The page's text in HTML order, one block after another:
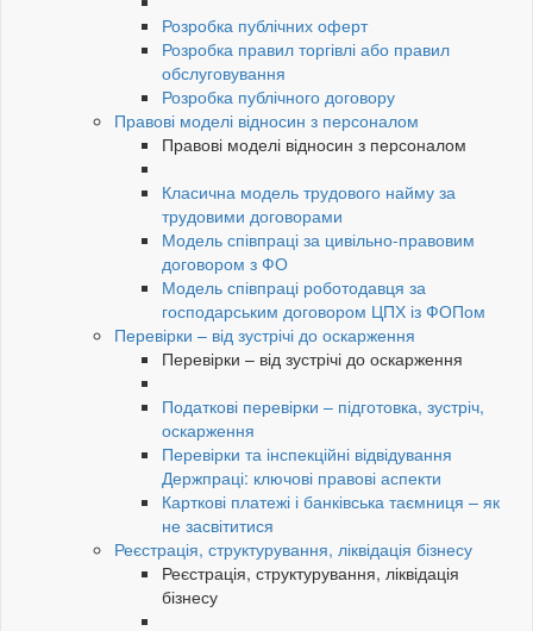
Розробка публічних оферт
Розробка правил торгівлі або правил
обслуговування
Розробка публічного договору
Правові моделі відносин з персоналом
Правові моделі відносин з персоналом
Класична модель трудового найму за
трудовими договорами
Модель співпраці за цивільно-правовим
договором з ФО
Модель співпраці роботодавця за
господарським договором ЦПХ із ФОПом
Перевірки – від зустрічі до оскарження
Перевірки – від зустрічі до оскарження
Податкові перевірки – підготовка, зустріч,
оскарження
Перевірки та інспекційні відвідування
Держпраці: ключові правові аспекти
Карткові платежі і банківська таємниця – як
не засвітитися
Реєстрація, структурування, ліквідація бізнесу
Реєстрація, структурування, ліквідація
бізнесу